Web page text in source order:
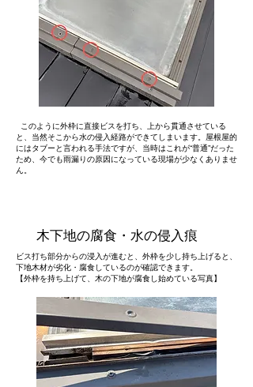
このように外枠に直接ビスを打ち、上から貫通させている
と、当然そこから水の侵入経路ができてしまいます。屋根屋的
にはタブーと言われる手法ですが、当時はこれが“普通”だった
ため、今でも雨漏りの原因になっている現場が少なくありませ
ん。
木下地の腐食・水の侵入痕
ビス打ち部分からの浸入が進むと、外枠を少し持ち上げると、
下地木材が劣化・腐食しているのが確認できます。
【外枠を持ち上げて、木の下地が腐食し始めている写真】